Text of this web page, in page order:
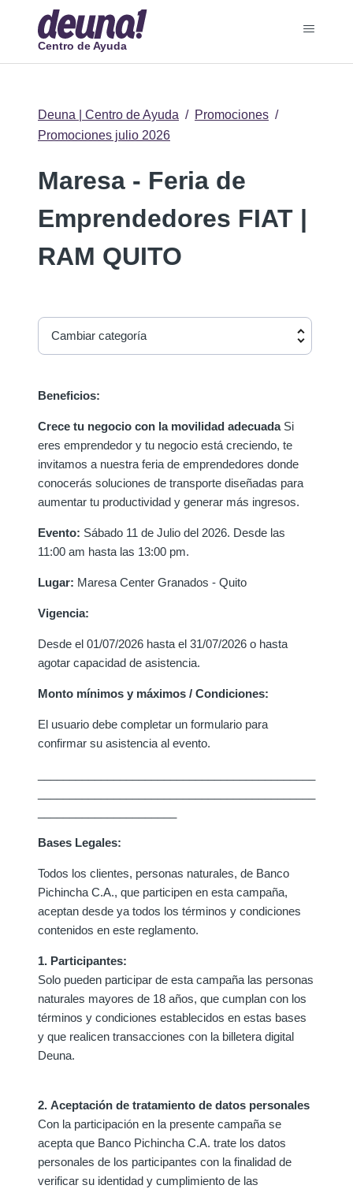
Centro de Ayuda
Deuna | Centro de Ayuda
Promociones
Promociones julio 2026
Maresa - Feria de
Emprendedores FIAT |
RAM QUITO
Cambiar categoría
Beneficios:
Crece tu negocio con la movilidad adecuada Si
eres emprendedor y tu negocio está creciendo, te
invitamos a nuestra feria de emprendedores donde
conocerás soluciones de transporte diseñadas para
aumentar tu productividad y generar más ingresos.
Evento: Sábado 11 de Julio del 2026. Desde las
11:00 am hasta las 13:00 pm.
Lugar: Maresa Center Granados - Quito
Vigencia:
Desde el 01/07/2026 hasta el 31/07/2026 o hasta
agotar capacidad de asistencia.
Monto mínimos y máximos / Condiciones:
El usuario debe completar un formulario para
confirmar su asistencia al evento.
Bases Legales:
Todos los clientes, personas naturales, de Banco
Pichincha C.A., que participen en esta campaña,
aceptan desde ya todos los términos y condiciones
contenidos en este reglamento.
1. Participantes:
Solo pueden participar de esta campaña las personas
naturales mayores de 18 años, que cumplan con los
términos y condiciones establecidos en estas bases
y que realicen transacciones con la billetera digital
Deuna.
2. Aceptación de tratamiento de datos personales
Con la participación en la presente campaña se
acepta que Banco Pichincha C.A. trate los datos
personales de los participantes con la finalidad de
verificar su identidad y cumplimiento de las